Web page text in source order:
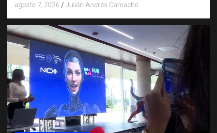
agosto 7, 2026 Julián Andrés Camacho